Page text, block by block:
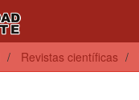
Revistas científicas